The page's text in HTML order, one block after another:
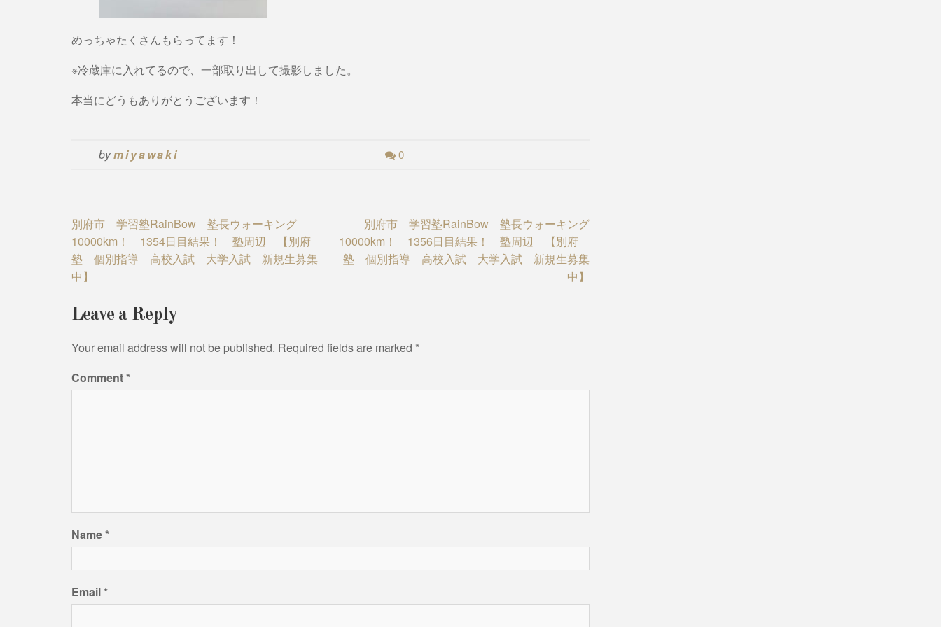
めっちゃたくさんもらってます！
※冷蔵庫に入れてるので、一部取り出して撮影しました。
本当にどうもありがとうございます！
bymiyawaki 0
Post
navigation
別府市 学習塾RainBow 塾長ウォーキング
10000km！ 1354日目結果！ 塾周辺 【別府
塾 個別指導 高校入試 大学入試 新規生募集
中】
別府市 学習塾RainBow 塾長ウォーキング
10000km！ 1356日目結果！ 塾周辺 【別府
塾 個別指導 高校入試 大学入試 新規生募集
中】
Leave a Reply
Your email address will not be published. Required fields are marked *
Comment*
Name*
Email*